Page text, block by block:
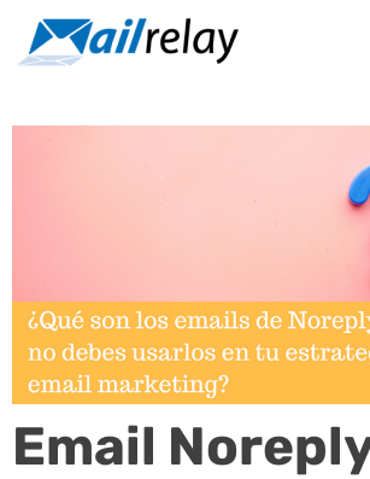
contenido
Email